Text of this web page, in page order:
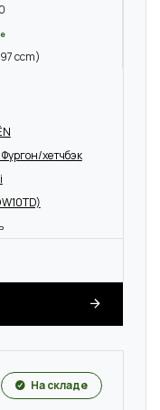
ccm)
Фургон/хетчбэк
На складе